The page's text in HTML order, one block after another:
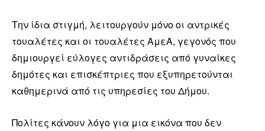
Την ίδια στιγμή, λειτουργούν μόνο οι αντρικές
τουαλέτες και οι τουαλέτες ΑμεΑ, γεγονός που
δημιουργεί εύλογες αντιδράσεις από γυναίκες
δημότες και επισκέπτριες που εξυπηρετούνται
καθημερινά από τις υπηρεσίες του Δήμου.
Πολίτες κάνουν λόγο για μια εικόνα που δεν